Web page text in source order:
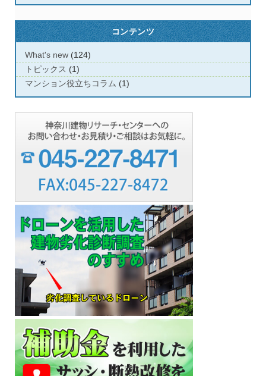
コンテンツ
What's new (124)
トピックス (1)
マンション役立ちコラム (1)